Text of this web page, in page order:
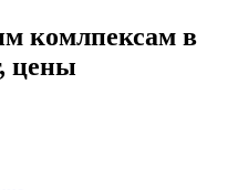
комлпексам в
цены